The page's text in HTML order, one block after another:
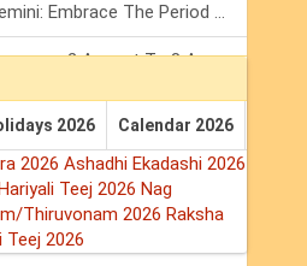
Mars Transit In Gemini: Embrace The Period Full Of Energy & Intelligence
Tarot Weekly Horoscope: 2 August To 8 August, 2026
2026 Calendar 2026
2026 Ashadhi Ekadashi 2026
Hariyali Teej 2026 Nag
Thiruvonam 2026 Raksha
Teej 2026